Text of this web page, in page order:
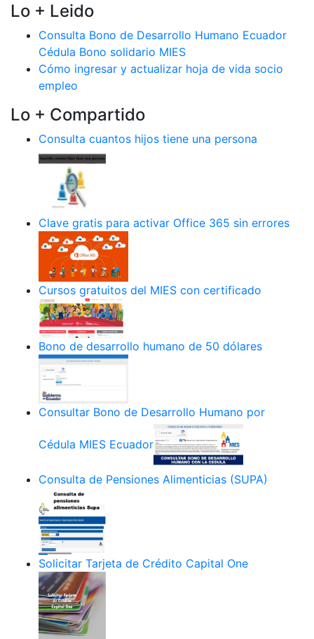
Lo + Leido
Consulta Bono de Desarrollo Humano Ecuador
Cédula Bono solidario MIES
Cómo ingresar y actualizar hoja de vida socio
empleo
Lo + Compartido
Consulta cuantos hijos tiene una persona
Clave gratis para activar Office 365 sin errores
Cursos gratuitos del MIES con certificado
Bono de desarrollo humano de 50 dólares
Consultar Bono de Desarrollo Humano por
Cédula MIES Ecuador
Consulta de Pensiones Alimenticias (SUPA)
Solicitar Tarjeta de Crédito Capital One